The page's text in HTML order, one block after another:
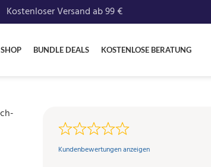
Kostenloser Versand ab 99 €
SHOP BUNDLE DEALS KOSTENLOSE BERATUNG
Kundenbewertungen anzeigen